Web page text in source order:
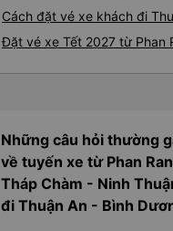
Cách đặt vé xe khách đi
Đặt vé xe Tết 2027 từ Phan
Những câu hỏi thường
về tuyến xe từ Phan
Tháp Chàm - Ninh
đi Thuận An - Bình